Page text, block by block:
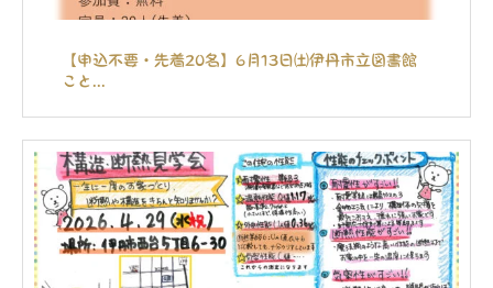
【申込不要・先着20名】6月13日㈯伊丹市立図書館
こと...